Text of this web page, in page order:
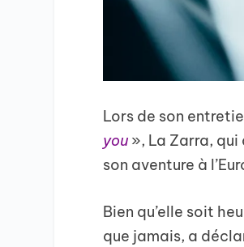
Lors de son
you », La Zarra,
son aventure à
Bien qu’elle soit
que jamais, a